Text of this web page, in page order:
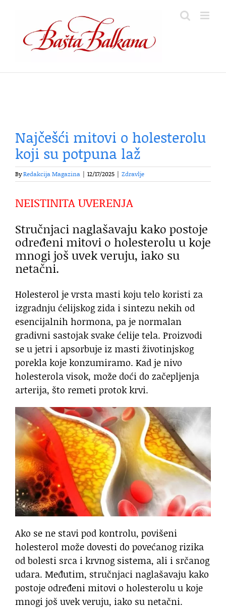
content
Najčešći mitovi o holesterolu
koji su potpuna laž
ByRedakcija Magazina 12/17/2025 Zdravlje
NEISTINITA UVERENJA
Stručnjaci naglašavaju kako postoje
određeni mitovi o holesterolu u koje
mnogi još uvek veruju, iako su
netačni.
Holesterol je vrsta masti koju telo koristi za
izgradnju ćelijskog zida i sintezu nekih od
esencijalnih hormona, pa je normalan
gradivni sastojak svake ćelije tela. Proizvodi
se u jetri i apsorbuje iz masti životinjskog
porekla koje konzumiramo. Kad je nivo
holesterola visok, može doći do začepljenja
arterija, što remeti protok krvi.
Ako se ne stavi pod kontrolu, povišeni
holesterol može dovesti do povećanog rizika
od bolesti srca i krvnog sistema, ali i srčanog
udara. Međutim, stručnjaci naglašavaju kako
postoje određeni mitovi o holesterolu u koje
mnogi još uvek veruju, iako su netačni.